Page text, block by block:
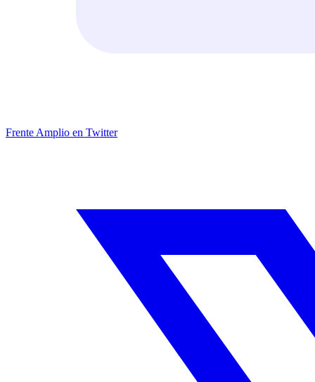
Frente Amplio en Twitter